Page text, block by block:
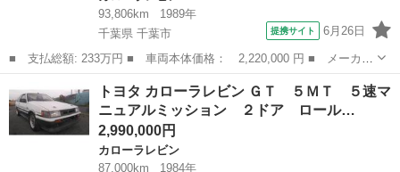
93,806km
1989年
千葉県 千葉市
提携サイト 6月26日
■ 支払総額: 233万円 ■ 車両本体価格： 2,220,000 円 ■ メーカー
名： トヨタ ■ 車種名： カローラレビン ■ グレード名： Ｇ
Ｔ ＡＰＥＸ 純正５速ＭＴ 車高調 社外１５インチアルミ スポ
ーツグレード...
カローラレビン
トヨタ カローラレビン ＧＴ ５ＭＴ ５速マ
ニュアルミッション ２ドア ロール…
2,990,000円
カローラレビン
87,000km
1984年